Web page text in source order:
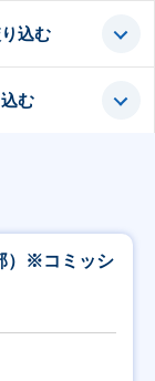
込む
む
）※コミッシ